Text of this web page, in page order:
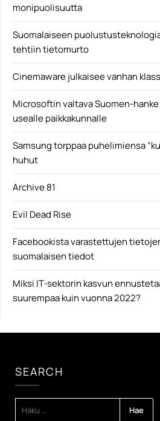
monipuolisuutta
Suomalaiseen
tehtiin tietomurto
Cinemaware julkaisee vanhan
Microsoftin valtava Suomen-
usealle paikkakunnalle
Samsung torppaa puhelimiensa
huhut
Archive 81
Evil Dead Rise
Facebookista varastettujen
suomalaisen tiedot
Miksi IT-sektorin kasvun
suurempaa kuin vuonna 2022?
SEARCH